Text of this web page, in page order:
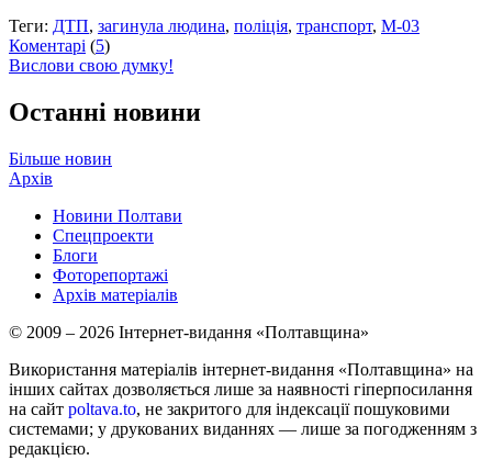
Теги: ДТП, загинула людина, поліція, транспорт, М-03
Коментарі (5)
Вислови свою думку!
Останні новини
Більше новин
Архів
Новини Полтави
Спецпроекти
Блоги
Фоторепортажі
Архів матеріалів
© 2009 – 2026 Інтернет-видання «Полтавщина»
Використання матеріалів інтернет-видання «Полтавщина» на
інших сайтах дозволяється лише за наявності гіперпосилання
на сайт poltava.to, не закритого для індексації пошуковими
системами; у друкованих виданнях — лише за погодженням з
редакцією.